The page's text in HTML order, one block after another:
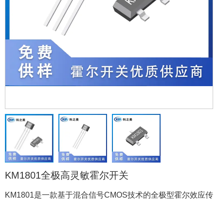
KM1801全极高灵敏霍尔开关
KM1801是一款基于混合信号CMOS技术的全极型霍尔效应传